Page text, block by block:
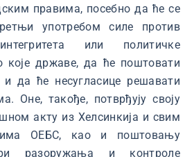
правима, посебно да ће се
употребом силе против
или политичке
које државе, да ће поштовати
и да ће несугласице решавати
Оне, такође, потврђују своју
акту из Хелсинкија и свим
ОЕБС, као и поштовању
разоружања и контроле